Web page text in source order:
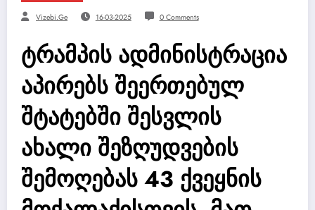
Vizebi.ge 16-03-2025 0 Comments
ტრამპის ადმინისტრაცია
აპირებს შეერთებულ
შტატებში შესვლის
ახალი შეზღუდვების
შემოღებას 43 ქვეყნის